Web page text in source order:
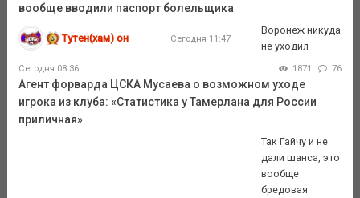
вообще вводили паспорт болельщика
Тутен(хам) он Сегодня 11:47
Воронеж никуда
не уходил
Сегодня 08:36 1871 76
Агент форварда ЦСКА Мусаева о возможном уходе
игрока из клуба: «Статистика у Тамерлана для России
приличная»
Так Гайчу и не
дали шанса, это
вообще
бредовая